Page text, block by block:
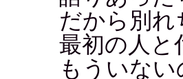
だから別
最初の人と
もういな